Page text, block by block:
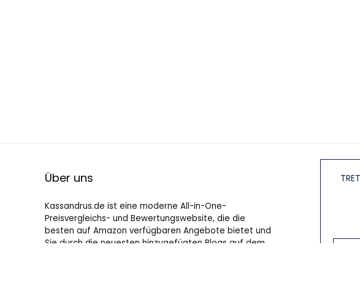
Über uns
Kassandrus.de ist eine moderne All-in-One-
Preisvergleichs- und Bewertungswebsite, die die
besten auf Amazon verfügbaren Angebote bietet und
Sie durch die neuesten hinzugefügten Blogs auf dem